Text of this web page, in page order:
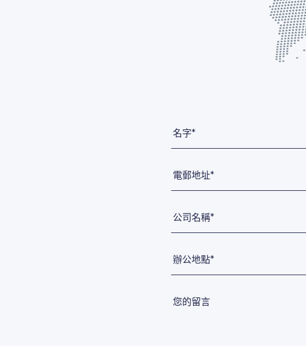
名字*
電郵地址*
公司名稱*
辦公地點*
您的留言